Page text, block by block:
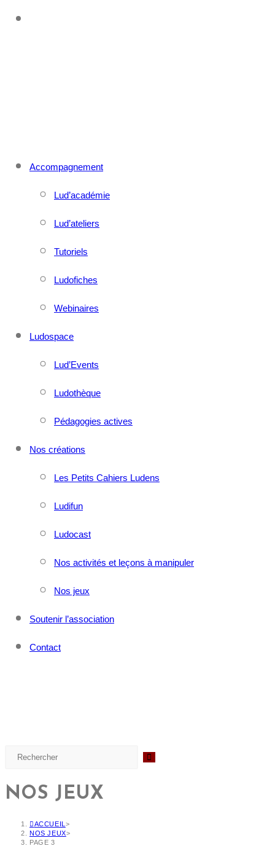
Accompagnement
Lud’académie
Lud’ateliers
Tutoriels
Ludofiches
Webinaires
Ludospace
Lud’Events
Ludothèque
Pédagogies actives
Nos créations
Les Petits Cahiers Ludens
Ludifun
Ludocast
Nos activités et leçons à manipuler
Nos jeux
Soutenir l’association
Contact
NOS JEUX
ACCUEIL >
NOS JEUX>
PAGE 3